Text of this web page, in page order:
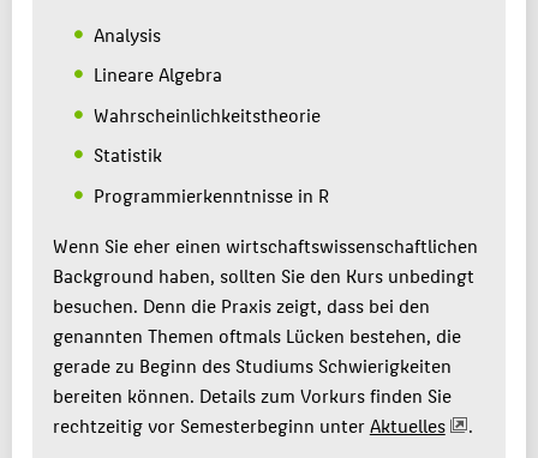
Analysis
Lineare Algebra
Wahrscheinlichkeitstheorie
Statistik
Programmierkenntnisse in R
Wenn Sie eher einen wirtschaftswissenschaftlichen
Background haben, sollten Sie den Kurs unbedingt
besuchen. Denn die Praxis zeigt, dass bei den
genannten Themen oftmals Lücken bestehen, die
gerade zu Beginn des Studiums Schwierigkeiten
bereiten können. Details zum Vorkurs finden Sie
rechtzeitig vor Semesterbeginn unterAktuelles .